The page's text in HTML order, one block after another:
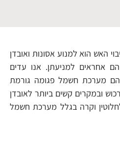
האש הוא למנוע אסונות ואובדן
אחראים למניעתן. אנו עדים
מערכת חשמל פגומה גורמת
ובמקרים קשים ביותר לאובדן
וקרה בגלל מערכת חשמל